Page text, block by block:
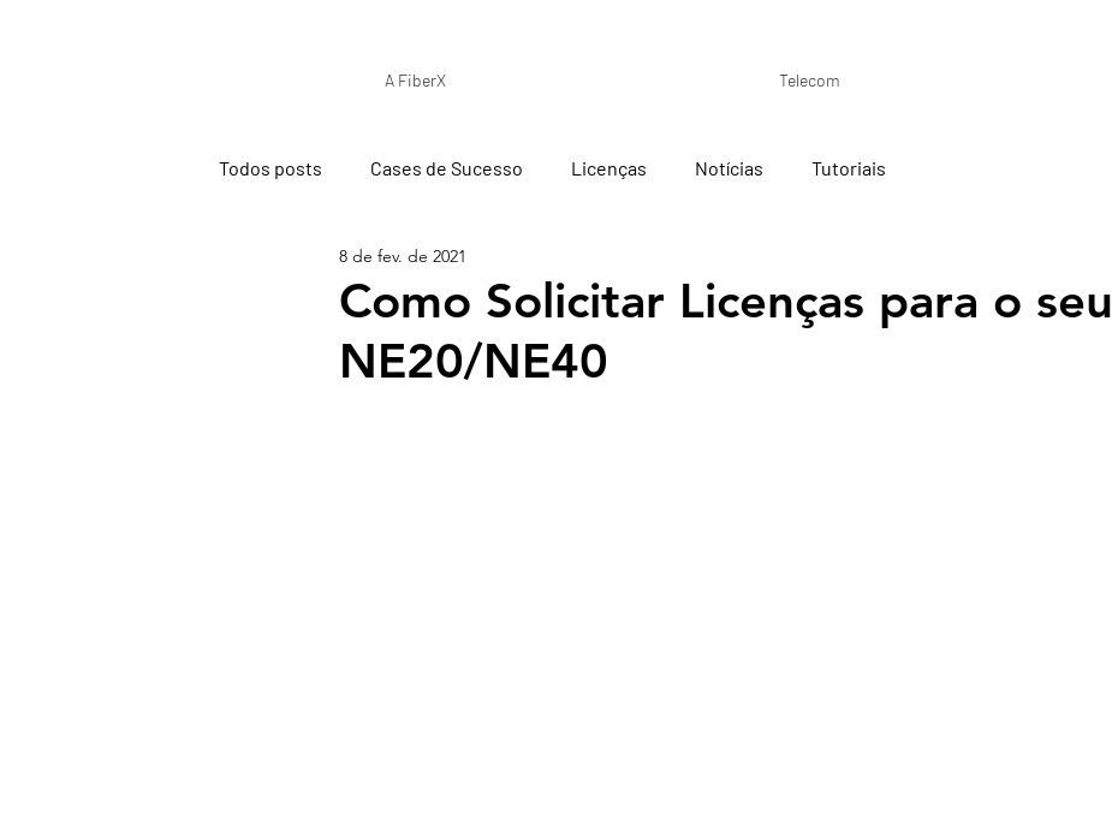
A FiberX Telecom
Todos posts Cases de Sucesso Licenças Notícias Tutoriais
Como Solicitar Licenças para o seu
NE20/NE40
8 de fev. de 2021